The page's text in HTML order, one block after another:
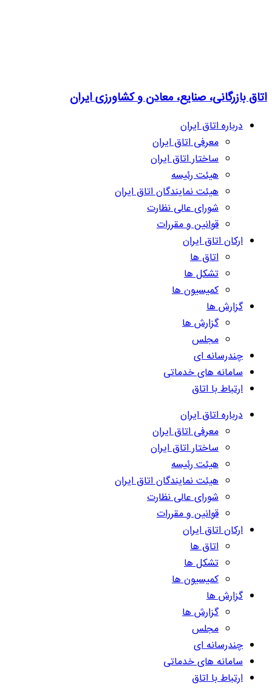
اتاق بازرگانی، صنایع، معادن و کشاورزی ایران
درباره اتاق ایران
معرفی اتاق ایران
ساختار اتاق ایران
هیئت رئیسه
هیئت نمایندگان اتاق ایران
شورای عالی نظارت
قوانین و مقررات
ارکان اتاق ایران
اتاق ها
تشکل ها
کمیسیون ها
گزارش ها
گزارش ها
مجلس
چندرسانه ای
سامانه های خدماتی
ارتباط با اتاق
درباره اتاق ایران
معرفی اتاق ایران
ساختار اتاق ایران
هیئت رئیسه
هیئت نمایندگان اتاق ایران
شورای عالی نظارت
قوانین و مقررات
ارکان اتاق ایران
اتاق ها
تشکل ها
کمیسیون ها
گزارش ها
گزارش ها
مجلس
چندرسانه ای
سامانه های خدماتی
ارتباط با اتاق